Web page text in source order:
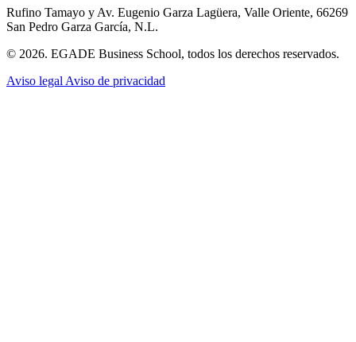
Rufino Tamayo y Av. Eugenio Garza Lagüera, Valle Oriente, 66269
San Pedro Garza García, N.L.
© 2026. EGADE Business School, todos los derechos reservados.
Aviso legal Aviso de privacidad